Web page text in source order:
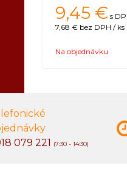
9,45 € s
7,68 € bez DPH / ks
Na objednávku
079 221 (7:30 - 14:30)